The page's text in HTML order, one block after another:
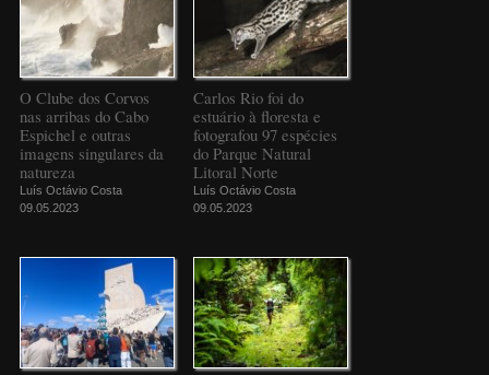
O Clube dos Corvos
nas arribas do Cabo
Espichel e outras
imagens singulares da
natureza
Luís Octávio Costa
09.05.2023
Carlos Rio foi do
estuário à floresta e
fotografou 97 espécies
do Parque Natural
Litoral Norte
Luís Octávio Costa
09.05.2023